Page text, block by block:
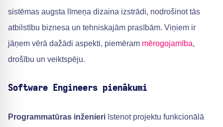
sistēmas augsta līmeņa dizaina izstrādi, nodrošinot tās
atbilstību biznesa un tehniskajām prasībām. Viņiem ir
jāņem vērā dažādi aspekti, piemēram mērogojamība,
drošību un veiktspēju.
Software Engineers pienākumi
Programmatūras inženieri īstenot projektu funkcionālā